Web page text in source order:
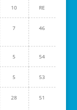
10 RE
7 46
5 54
5 53
28 51